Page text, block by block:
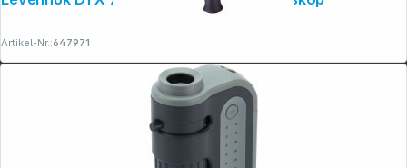
Artikel-Nr.:647971